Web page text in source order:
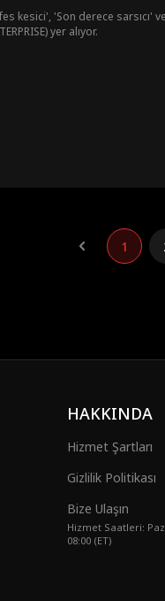
kesici', 'Son derece
yer alıyor.
1
HAKKINDA
Hizmet Şartları
Gizlilik Politikası
Bize Ulaşın
Hizmet Saatleri:
08:00 (ET)